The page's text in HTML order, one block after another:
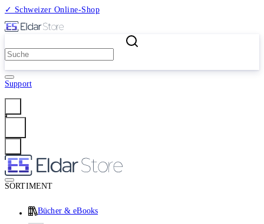
✓ Schweizer Online-Shop
Support
SORTIMENT
Bücher & eBooks